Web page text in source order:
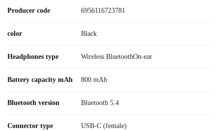
Producer code 6956116723781
color Black
Headphones type Wireless BluetoothOn-ear
Battery capacity mAh 800 mAh
Bluetooth version Bluetooth 5.4
Connector type USB-C (female)